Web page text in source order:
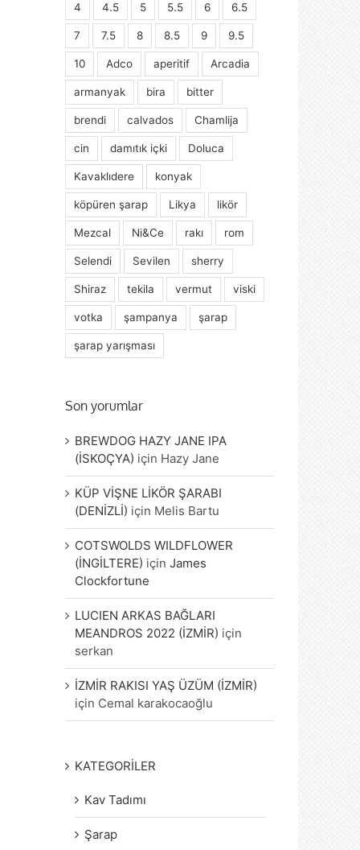
4 4.5 5 5.5 6 6.5
7 7.5 8 8.5 9 9.5
10 Adco aperitif Arcadia
armanyak bira bitter
brendi calvados Chamlija
cin damıtık içki Doluca
Kavaklıdere konyak
köpüren şarap Likya likör
Mezcal Ni&Ce rakı rom
Selendi Sevilen sherry
Shiraz tekila vermut viski
votka şampanya şarap
şarap yarışması
Son yorumlar
BREWDOG HAZY JANE IPA
(İSKOÇYA) için Hazy Jane
KÜP VİŞNE LİKÖR ŞARABI
(DENİZLİ) için Melis Bartu
COTSWOLDS WILDFLOWER
(İNGİLTERE) içinJames
Clockfortune
LUCIEN ARKAS BAĞLARI
MEANDROS 2022 (İZMİR) için
serkan
İZMİR RAKISI YAŞ ÜZÜM (İZMİR)
için Cemal karakocaoğlu
KATEGORİLER
Kav Tadımı
Şarap